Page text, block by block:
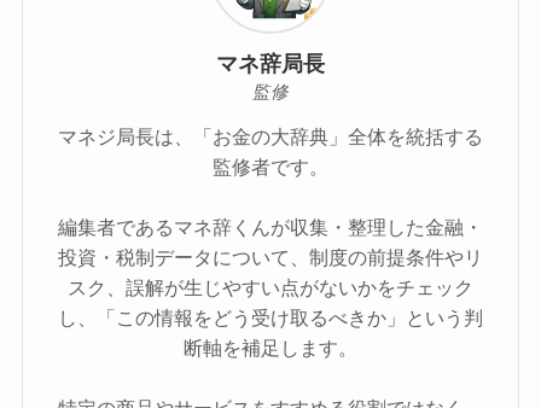
マネ辞局長
監修
マネジ局長は、「お金の大辞典」全体を統括する
監修者です。
編集者であるマネ辞くんが収集・整理した金融・
投資・税制データについて、制度の前提条件やリ
スク、誤解が生じやすい点がないかをチェック
し、「この情報をどう受け取るべきか」という判
断軸を補足します。